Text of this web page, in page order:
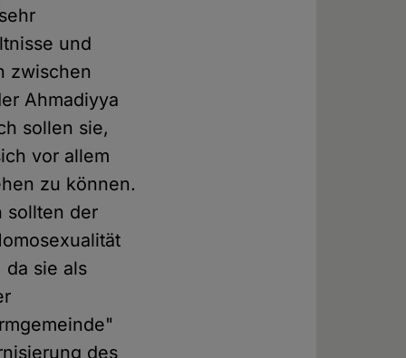
und
zwischen
Ahmadiyya
sollen sie,
vor allem
zu können.
sollten der
sie als
des